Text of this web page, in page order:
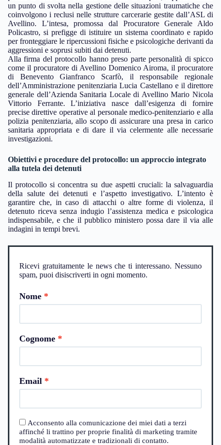
un punto di svolta nella gestione delle situazioni traumatiche che
coinvolgono i reclusi nelle strutture carcerarie gestite dall’ASL di
Avellino. L’intesa, promossa dal Procuratore Generale Aldo
Policastro, si prefigge di istituire un sistema coordinato e rapido
per fronteggiare le ripercussioni fisiche e psicologiche derivanti da
aggressioni e soprusi subiti dai detenuti.
Alla firma del protocollo hanno preso parte personalità di spicco
come il procuratore di Avellino Domenico Airoma, il procuratore
di Benevento Gianfranco Scarfò, il responsabile regionale
dell’Amministrazione penitenziaria Lucia Castellano e il direttore
generale dell’Azienda Sanitaria Locale di Avellino Mario Nicola
Vittorio Ferrante. L’iniziativa nasce dall’esigenza di fornire
precise direttive operative al personale medico-penitenziario e alla
polizia penitenziaria, allo scopo di assicurare una presa in carico
sanitaria appropriata e di dare il via celermente alle necessarie
investigazioni.
Obiettivi e procedure del protocollo: un approccio integrato
alla tutela dei detenuti
Il protocollo si concentra su due aspetti cruciali: la salvaguardia
della salute dei detenuti e l’aspetto investigativo. L’intento è
garantire che, in caso di attacchi o altre forme di violenza, il
detenuto riceva senza indugio l’assistenza medica e psicologica
indispensabile, e che il pubblico ministero possa dare il via alle
indagini in tempi brevi.
Ricevi gratuitamente le news che ti interessano. Nessuno
spam, puoi disiscriverti in ogni momento.
Nome
Cognome
Email
Acconsento alla comunicazione dei miei dati a terzi
affinché li trattino per proprie finalità di marketing tramite
modalità automatizzate e tradizionali di contatto.